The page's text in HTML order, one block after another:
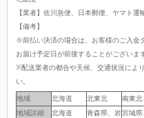
【業者】佐川急便、日本郵便、ヤマト運
【備考】
※前払い決済の場合は、お客様のご入金
お届け予定日が前後することがございま
※配送業者の都合や天候、交通状況によ
い。
地域 北海道 北東北 南東北
地域詳細
北海道
青森県、岩宮城県
地域
地域詳細